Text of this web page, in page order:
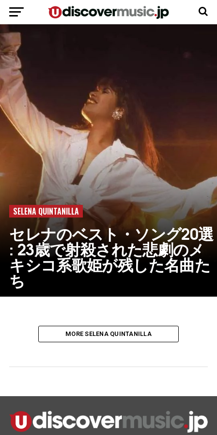
SELENA QUINTANILLA
セレナのベスト・ソング20選
: 23歳で射殺された悲劇のメ
キシコ系歌姫が残した名曲た
ち
MORE SELENA QUINTANILLA